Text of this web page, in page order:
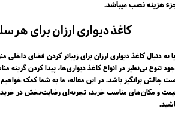
هزینه نصب میباشد.
کاغذ دیواری ارزان برای هر
به دنبال کاغذ دیواری ارزان برای زیباتر کردن فضای
تنوع بی‌نظیر در انواع کاغذ دیواری‌ها، پیدا کردن
چالش برانگیز باشد. در این مقاله، ما به شما کمک
و مکان‌های مناسب خرید، تجربه‌ای رضایت‌بخش در خرید